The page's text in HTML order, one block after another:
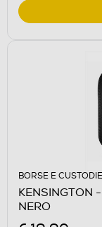
BORSE E CUSTODIE
KENSINGTON
NERO